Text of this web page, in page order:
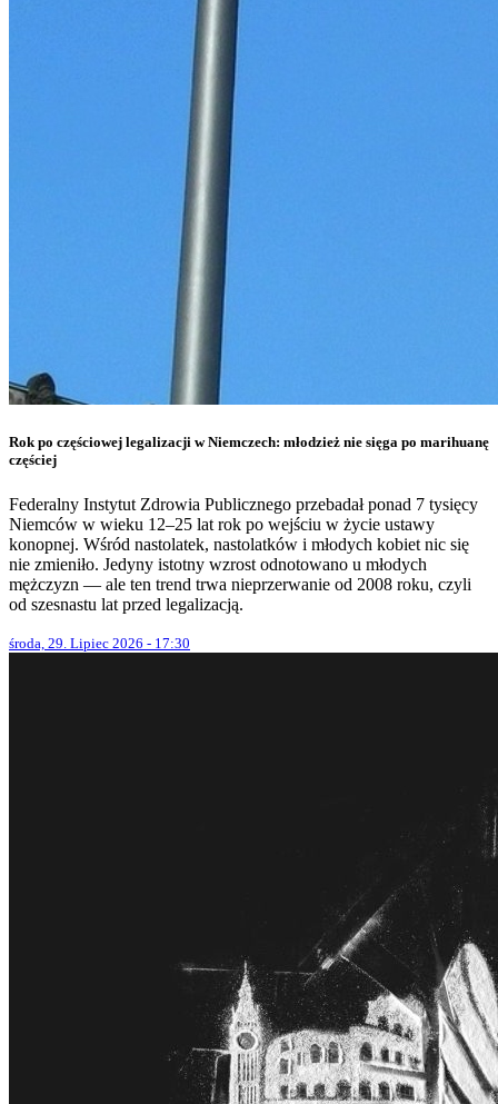
Rok po częściowej legalizacji w Niemczech: młodzież nie sięga po marihuanę
częściej
Federalny Instytut Zdrowia Publicznego przebadał ponad 7 tysięcy
Niemców w wieku 12–25 lat rok po wejściu w życie ustawy
konopnej. Wśród nastolatek, nastolatków i młodych kobiet nic się
nie zmieniło. Jedyny istotny wzrost odnotowano u młodych
mężczyzn — ale ten trend trwa nieprzerwanie od 2008 roku, czyli
od szesnastu lat przed legalizacją.
środa, 29. Lipiec 2026 - 17:30